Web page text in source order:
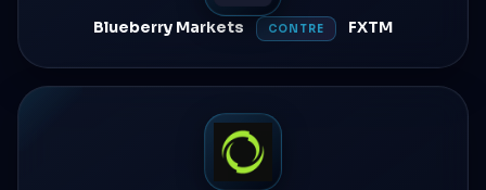
Blueberry Markets CONTRE FXTM